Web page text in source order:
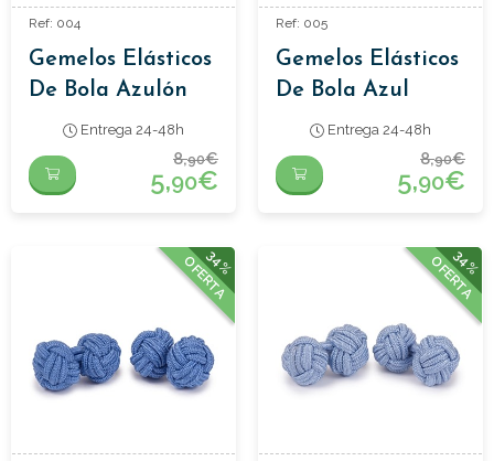
Ref: 004
Gemelos Elásticos
De Bola Azulón
Entrega 24-48h
8,90€
5,90€
Ref: 005
Gemelos Elásticos
De Bola Azul
ItaliaEntrega 24-48h
8,90€
5,90€
34%
OFERTA 34%
OFERTA